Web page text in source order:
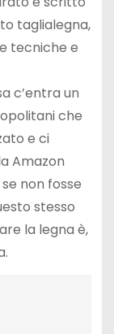
taglialegna,
tecniche e
c’entra un
che
e ci
Amazon
non fosse
stesso
la legna è,